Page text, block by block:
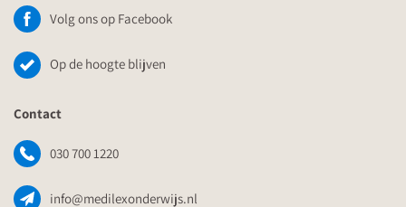
Volg ons op Facebook
Op de hoogte blijven
Contact
030 700 1220
info@medilexonderwijs.nl